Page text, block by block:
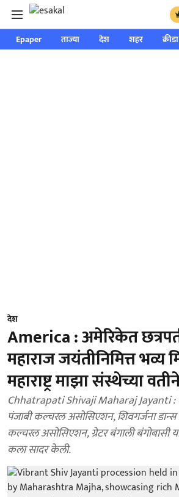
Epaper ताज्या देश शहर क्रीडा
देश
America : अमेरिकेत
महाराज जयंतीनिमित्त भव्य
महाराष्ट्र माझा संस्थेच्या
Chhatrapati Shivaji Maharaj Jayanti :
पंजाबी कल्चरल असोसिएशन, शिवगर्जना
कल्चरल असोसिएशन, ग्रेटर बंगाली बंगोबासी
कला सादर केली.